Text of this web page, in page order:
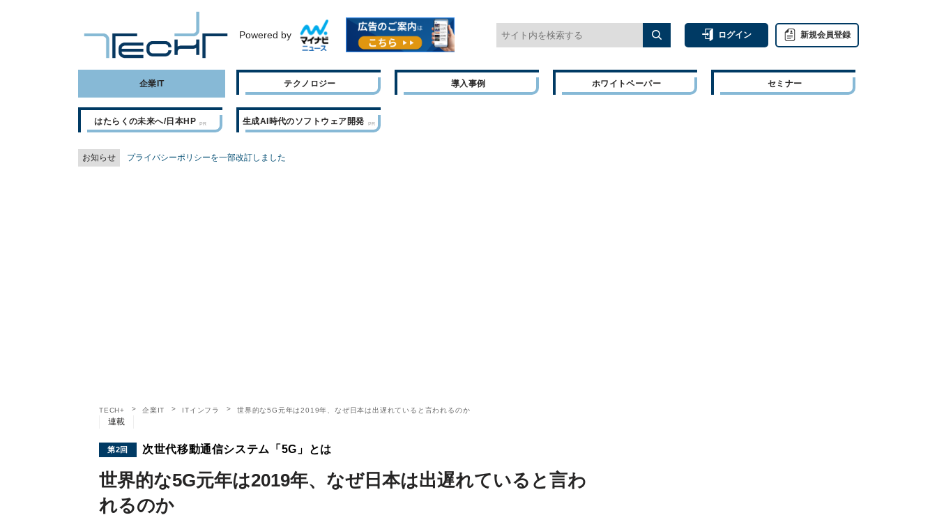
Powered by ログイン 新規会員登録
企業IT テクノロジー 導入事例 ホワイトペーパー セミナー
はたらくの未来へ/日本HP 生成AI時代のソフトウェア開発
お知らせ プライバシーポリシーを一部改訂しました
TECH+ 企業IT ITインフラ 世界的な5G元年は2019年、なぜ日本は出遅れていると言われるのか
連載
第2回 次世代移動通信システム「5G」とは
世界的な5G元年は2019年、なぜ日本は出遅れていると言わ
れるのか